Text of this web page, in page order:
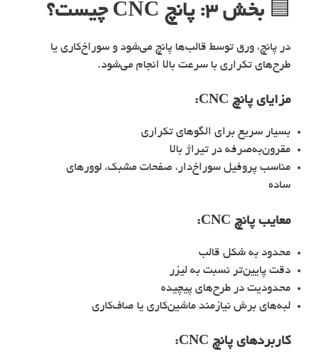
🟦 بخش ۳: پانچ CNC چیست؟
در پانچ، ورق توسط قالب‌ها پانچ می‌شود و سوراخ‌کاری یا
طرح‌های تکراری با سرعت بالا انجام می‌شود.
مزایای پانچ CNC:
بسیار سریع برای الگوهای تکراری
مقرون‌به‌صرفه در تیراژ بالا
مناسب پروفیل سوراخ‌دار، صفحات مشبک، لوورهای
ساده
معایب پانچ CNC:
محدود به شکل قالب
دقت پایین‌تر نسبت به لیزر
محدودیت در طرح‌های پیچیده
لبه‌های برش نیازمند ماشین‌کاری یا صاف‌کاری
کاربردهای پانچ CNC: